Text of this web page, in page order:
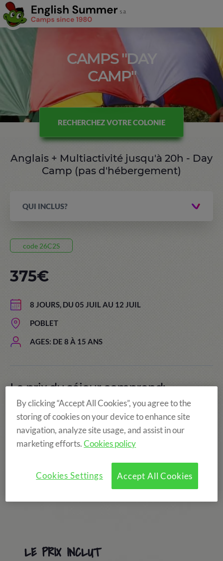
CAMPS "DAY
CAMP"
RECHERCHEZ VOTRE COLONIE
Anglais + Multiactivité jusqu'à 20h - Day
Camp (pas d'hébergement)
QUI INCLUS?
code 26C2S
8 JOURS, DU 05 JUIL AU 12 JUIL
POBLET
AGES: DE 8 À 15 ANS
375€
Le prix du séjour comprend:
LE PRIX INCLUT
By clicking “Accept All Cookies”, you agree to the
storing of cookies on your device to enhance site
navigation, analyze site usage, and assist in our
marketing efforts.Cookies policy
Accept All Cookies
Cookies Settings